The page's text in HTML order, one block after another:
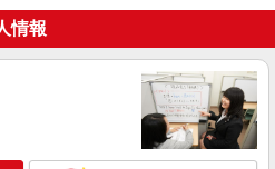
タッフ【softbank】
円〜1450円（経験・能力による） ※
交通費別途支給（規定あり） ゜
・゜+゜・。○。・゜+゜ 入社祝い金10
と, インセンテ
岡市早良区の家電量販店
情報